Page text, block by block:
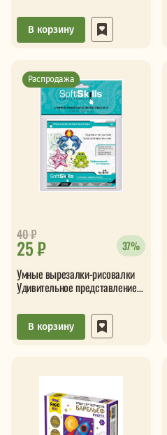
В корзину
Распродажа
25 ₽
40₽
37%
Умные вырезалки-рисовалки
Удивительное представление
В корзину